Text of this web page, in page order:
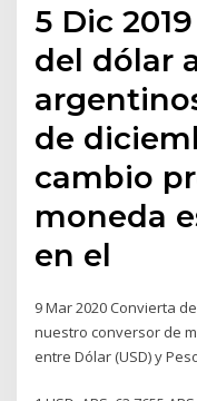
5 Dic
del dólar
de
cambio
moneda
en el
9 Mar 2020 Convierta
nuestro conversor de
entre Dólar (USD) y